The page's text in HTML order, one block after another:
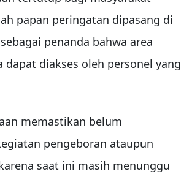
papan peringatan dipasang di
penanda bahwa area
dapat diakses oleh personel yang
memastikan belum
pengeboran ataupun
saat ini masih menunggu